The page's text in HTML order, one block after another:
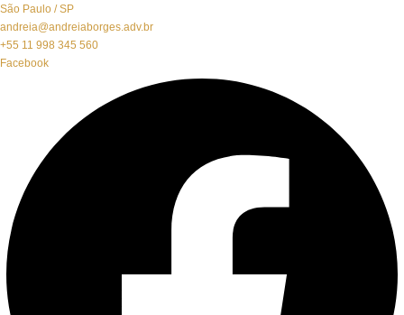
São Paulo / SP
andreia@andreiaborges.adv.br
+55 11 998 345 560
Facebook